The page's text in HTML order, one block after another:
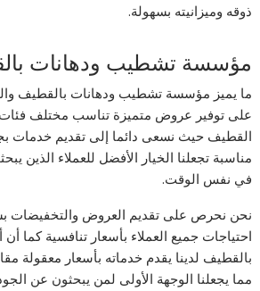
ذوقه وميزانيته بسهولة.
مؤسسة تشطيب ودهانات
ما يميز مؤسسة تشطيب ودهانات بالقطيف
على توفير عروض متميزة تناسب مختلف فئات
القطيف حيث نسعى دائما إلى تقديم خدمات
مناسبة تجعلنا الخيار الأفضل للعملاء الذين
في نفس الوقت.
نحن نحرص على تقديم العروض والتخفيضات
احتياجات جميع العملاء بأسعار تنافسية كما
بالقطيف لدينا يقدم خدماته بأسعار معقولة
مما يجعلنا الوجهة الأولى لمن يبحثون عن